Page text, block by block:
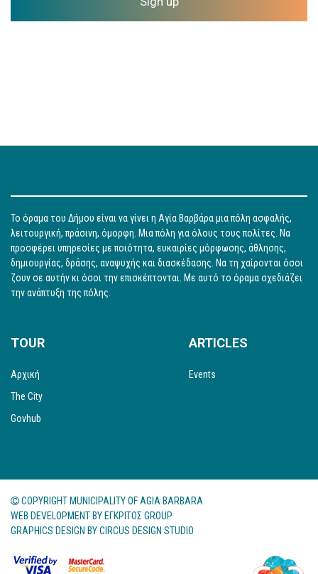
Το όραμα του Δήμου είναι να γίνει η Αγία Βαρβάρα μια πόλη ασφαλής,
λειτουργική, πράσινη, όμορφη. Μια πόλη για όλους τους πολίτες. Να
προσφέρει υπηρεσίες με ποιότητα, ευκαιρίες μόρφωσης, άθλησης,
δημιουργίας, δράσης, αναψυχής και διασκέδασης. Να τη χαίρονται όσοι
ζουν σε αυτήν κι όσοι την επισκέπτονται. Με αυτό το όραμα σχεδιάζει
την ανάπτυξη της πόλης.
TOUR
Αρχική
The City
Govhub
ARTICLES
Events
COPYRIGHT MUNICIPALITY OF AGIA BARBARA
WEB DEVELOPMENT BY ΕΓΚΡΙΤΟΣ GROUP
GRAPHICS DESIGN BYCIRCUS DESIGN STUDIO